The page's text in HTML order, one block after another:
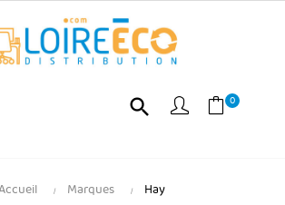
search 0
Marques Hay